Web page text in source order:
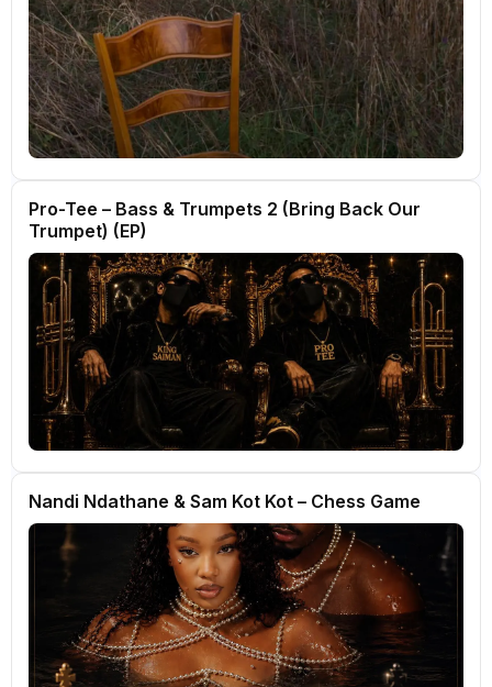
Pro-Tee – Bass & Trumpets 2 (Bring Back Our
Trumpet) (EP)
Nandi Ndathane & Sam Kot Kot – Chess Game